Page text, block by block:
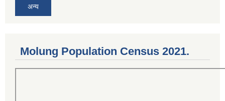
अन्य
Molung Population Census 2021.